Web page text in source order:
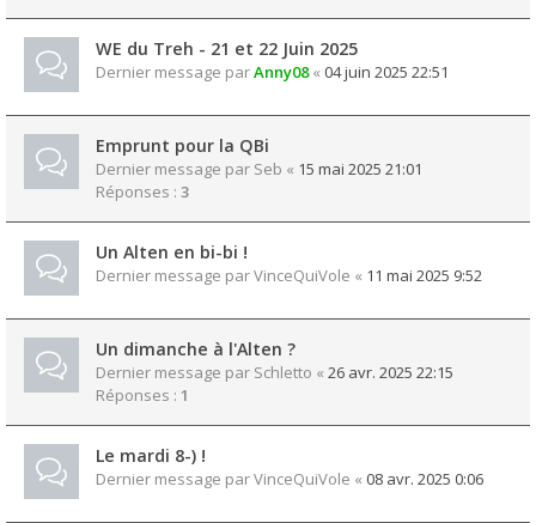
WE du Treh - 21 et 22 Juin 2025
Dernier message parAnny08« 04 juin 2025 22:51
Emprunt pour la QBi
Dernier message par Seb « 15 mai 2025 21:01
Réponses : 3
Un Alten en bi-bi !
Dernier message parVinceQuiVole « 11 mai 2025 9:52
Un dimanche à l'Alten ?
Dernier message par Schletto « 26 avr. 2025 22:15
Réponses : 1
Le mardi 8-) !
Dernier message parVinceQuiVole « 08 avr. 2025 0:06